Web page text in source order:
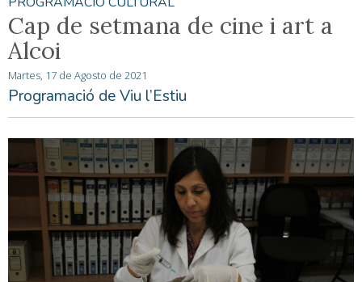
Cap de setmana de cine i art a
Alcoi
Martes, 17 de Agosto de 2021
Programació de Viu l’Estiu